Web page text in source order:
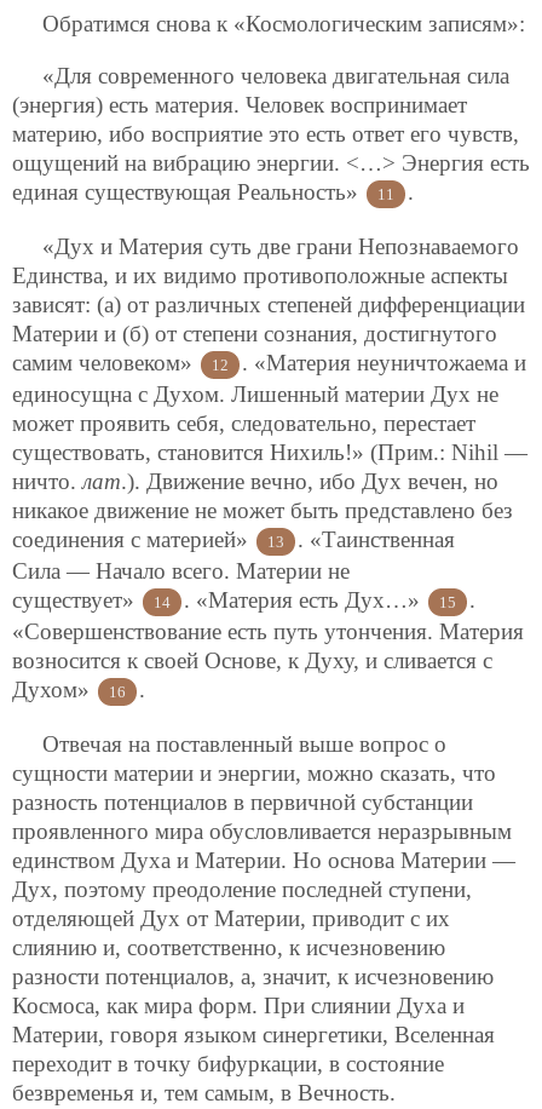
Обратимся снова к «Космологическим записям»:
«Для современного человека двигательная сила
(энергия) есть материя. Человек воспринимает
материю, ибо восприятие это есть ответ его чувств,
ощущений на вибрацию энергии. <…> Энергия есть
единая существующая Реальность»
11 .
«Дух и Материя суть две грани Непознаваемого
Единства, и их видимо противоположные аспекты
зависят: (а) от различных степеней дифференциации
Материи и (б) от степени сознания, достигнутого
самим человеком»
12
. «Материя неуничтожаема и
единосущна с Духом. Лишенный материи Дух не
может проявить себя, следовательно, перестает
существовать, становится Нихиль!» (Прим.: Nihil —
ничто.лат.). Движение вечно, ибо Дух вечен, но
никакое движение не может быть представлено без
соединения с материей»
13
. «Таинственная
Сила — Начало всего. Материи не
существует»
14 . «Материя есть Дух…» 15
.
«Совершенствование есть путь утончения. Материя
возносится к своей Основе, к Духу, и сливается с
Духом»
16 .
Отвечая на поставленный выше вопрос о
сущности материи и энергии, можно сказать, что
разность потенциалов в первичной субстанции
проявленного мира обусловливается неразрывным
единством Духа и Материи. Но основа Материи —
Дух, поэтому преодоление последней ступени,
отделяющей Дух от Материи, приводит с их
слиянию и, соответственно, к исчезновению
разности потенциалов, а, значит, к исчезновению
Космоса, как мира форм. При слиянии Духа и
Материи, говоря языком синергетики, Вселенная
переходит в точку бифуркации, в состояние
безвременья и, тем самым, в Вечность.